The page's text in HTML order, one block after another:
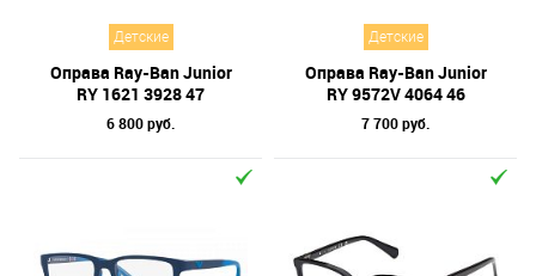
Детские
Оправа Ray-Ban Junior
RY 1621 3928 47
6 800 руб.
Детские
Оправа Ray-Ban Junior
RY 9572V 4064 46
7 700 руб.